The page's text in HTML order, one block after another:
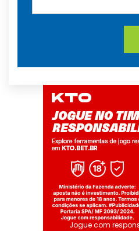
Jogue com